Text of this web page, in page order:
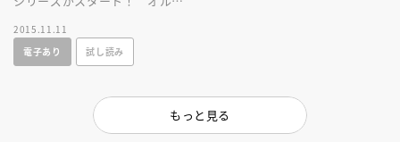
め、みんなで音楽会に参加した
ところ……！？
2015.11.11
電子あり
試し読み
もっと見る